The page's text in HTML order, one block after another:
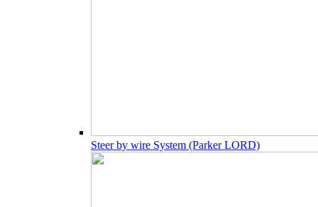
Steer by wire System (Parker LORD)